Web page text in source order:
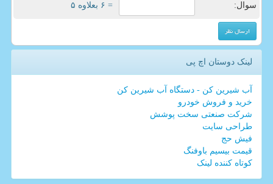
سوال: = ۶ بعلاوه ۵
لینک دوستان اچ پی
آب شیرین کن - دستگاه آب شیرین کن
خرید و فروش خودرو
شرکت صنعتی سخت پوشش
طراحی سایت
فیش حج
قیمت بیسیم باوفنگ
کوتاه کننده لینک